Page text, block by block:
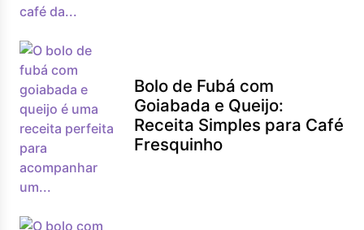
Bolo de Fubá com
Goiabada e Queijo:
Receita Simples para Café
Fresquinho